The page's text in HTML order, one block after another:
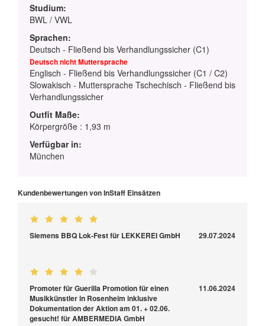
Studium:
BWL / VWL
Sprachen:
Deutsch - Fließend bis Verhandlungssicher (C1)
Deutsch nicht Muttersprache
Englisch - Fließend bis Verhandlungssicher (C1 / C2)
Slowakisch - Muttersprache Tschechisch - Fließend bis
Verhandlungssicher
Outfit Maße:
Körpergröße : 1,93 m
Verfügbar in:
München
Kundenbewertungen von InStaff Einsätzen
Siemens BBQ Lok-Fest für LEKKEREI GmbH 29.07.2024
Promoter für Guerilla Promotion für einen
Musikkünstler in Rosenheim inklusive
Dokumentation der Aktion am 01. + 02.06.
gesucht! für AMBERMEDIA GmbH
11.06.2024